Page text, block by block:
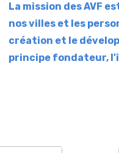
La mission des AVF
nos villes et les
création et le
principe fondateur,